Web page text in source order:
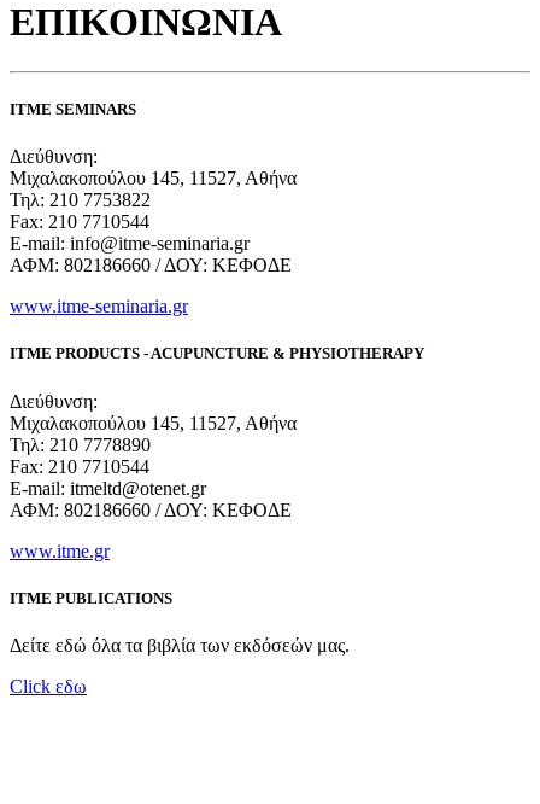
ΕΠΙΚΟΙΝΩΝΙΑ
ΙΤΜΕ SEMINARS
Διεύθυνση:
Μιχαλακοπούλου 145, 11527, Αθήνα
Τηλ: 210 7753822
Fax: 210 7710544
Ε-mail: info@itme-seminaria.gr
ΑΦΜ: 802186660 / ΔΟΥ: ΚΕΦΟΔΕ
www.itme-seminaria.gr
ΙΤΜΕ PRODUCTS - ACUPUNCTURE & PHYSIOTHERAPY
Διεύθυνση:
Μιχαλακοπούλου 145, 11527, Αθήνα
Τηλ: 210 7778890
Fax: 210 7710544
Ε-mail: itmeltd@otenet.gr
ΑΦΜ: 802186660 / ΔΟΥ: ΚΕΦΟΔΕ
www.itme.gr
ITME PUBLICATIONS
Δείτε εδώ όλα τα βιβλία των εκδόσεών μας.
Click εδω